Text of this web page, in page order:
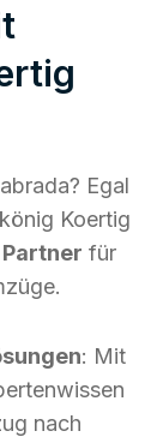
Egal
Koertig
für
: Mit
nach